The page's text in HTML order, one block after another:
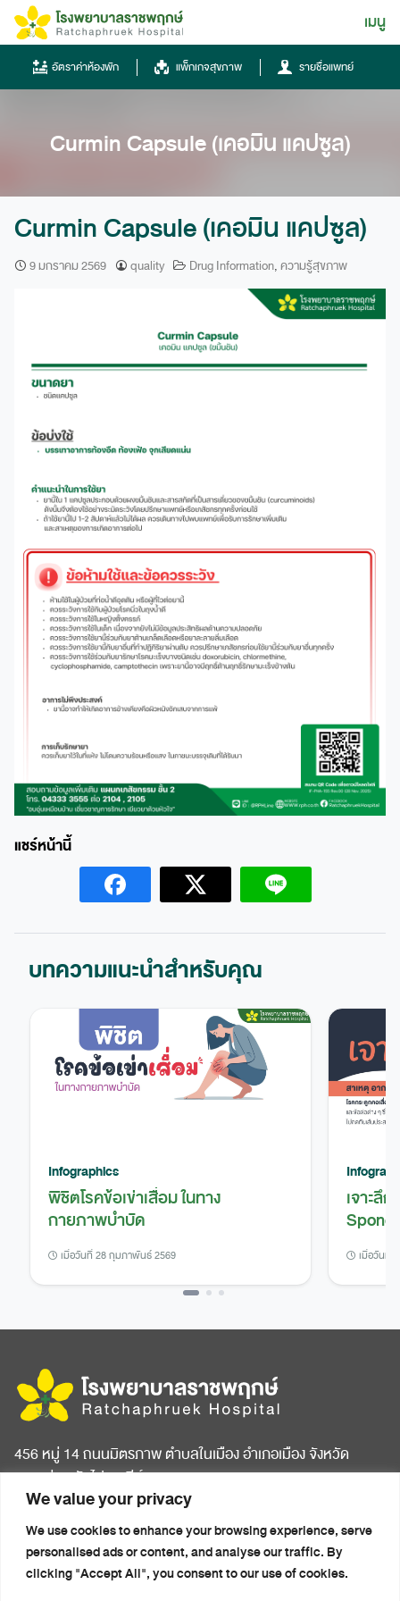
We value your privacy
We use cookies to enhance your browsing experience, serve
personalised ads or content, and analyse our traffic. By
clicking "Accept All", you consent to our use of cookies.
Skip
content
เมนู
ฮอทไลน์
043-333555
ไทย
ไทย
English
อัตราค่าห้องพัก แพ็กเกจสุขภาพ รายชื่อแพทย์
Curmin Capsule (เคอมิน แคปซูล)
Curmin Capsule (เคอมิน แคปซูล)
9 มกราคม 2569 quality Drug Information,ความรู้สุขภาพ
บทความแนะนำสำหรับคุณ
Infographics
พิชิตโรคข้อเข่าเสื่อม ในทาง
กายภาพบำบัด
เมื่อวันที่ 28 กุมภาพันธ์ 2569
เจาะลึ
เมื่อวันที่
456 หมู่ 14 ถนนมิตรภาพ ตำบลในเมือง อำเภอเมือง จังหวัด
ขอนแก่น รหัสไปรษณีย์ 40000
หน้าแรก
เกี่ยวกับโรงพยาบาล
ห้องพักผู้ป่วย
บทความสุขภาพ
ข่าวประชาสัมพันธ์
ติดต่อเรา